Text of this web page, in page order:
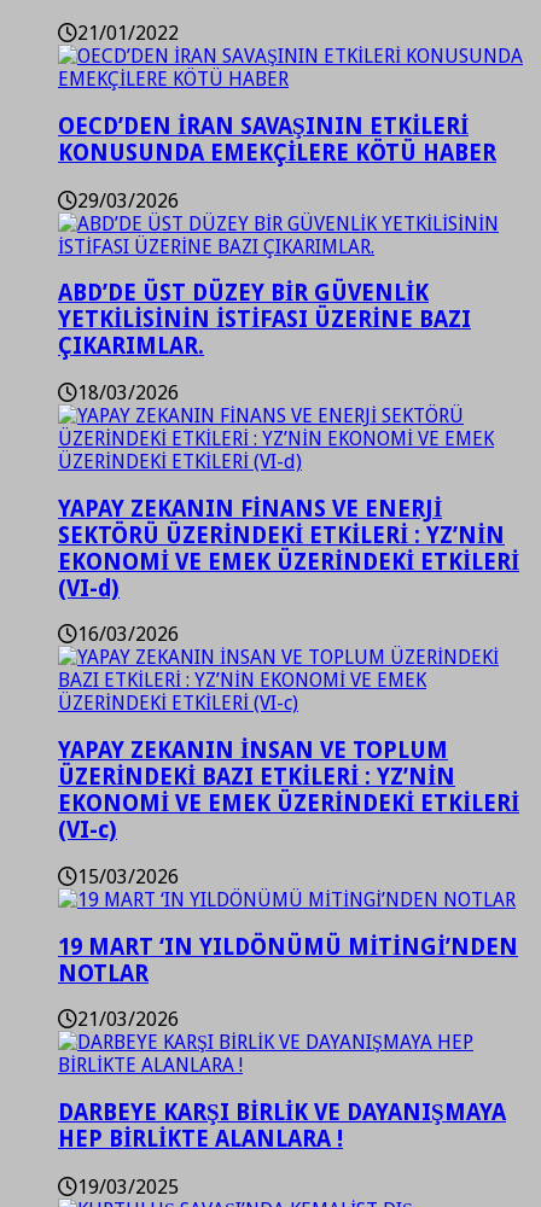
21/01/2022
OECD’DEN İRAN SAVAŞININ ETKİLERİ
KONUSUNDA EMEKÇİLERE KÖTÜ HABER
29/03/2026
ABD’DE ÜST DÜZEY BİR GÜVENLİK
YETKİLİSİNİN İSTİFASI ÜZERİNE BAZI
ÇIKARIMLAR.
18/03/2026
YAPAY ZEKANIN FİNANS VE ENERJİ
SEKTÖRÜ ÜZERİNDEKİ ETKİLERİ : YZ’NİN
EKONOMİ VE EMEK ÜZERİNDEKİ ETKİLERİ
(VI-d)
16/03/2026
YAPAY ZEKANIN İNSAN VE TOPLUM
ÜZERİNDEKİ BAZI ETKİLERİ : YZ’NİN
EKONOMİ VE EMEK ÜZERİNDEKİ ETKİLERİ
(VI-c)
15/03/2026
19 MART ‘IN YILDÖNÜMÜ MİTİNGİ’NDEN
NOTLAR
21/03/2026
DARBEYE KARŞI BİRLİK VE DAYANIŞMAYA
HEP BİRLİKTE ALANLARA !
19/03/2025